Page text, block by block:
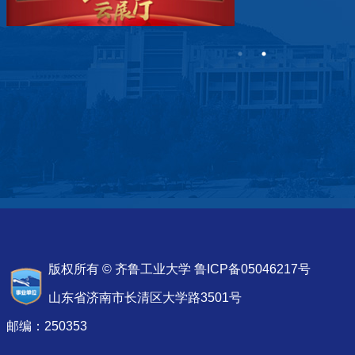
版权所有 © 齐鲁工业大学 鲁ICP备05046217号
山东省济南市长清区大学路3501号
邮编：250353